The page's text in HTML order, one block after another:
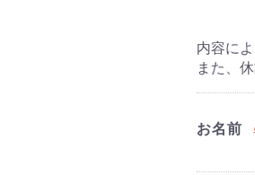
内容に
また、
お名前